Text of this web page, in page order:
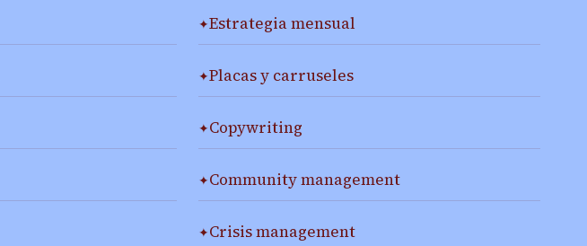
Estrategia mensual
Placas y carruseles
Copywriting
Community management
Crisis management